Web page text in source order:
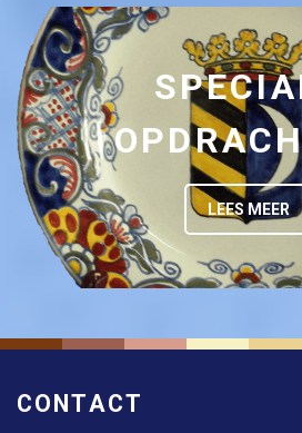
LEES MEER
CONTACT